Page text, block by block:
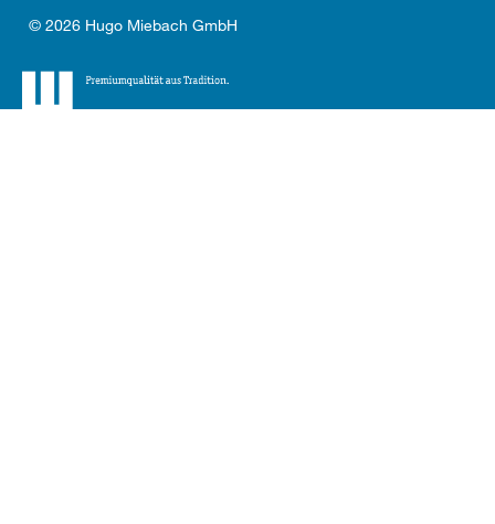
© 2026 Hugo Miebach GmbH